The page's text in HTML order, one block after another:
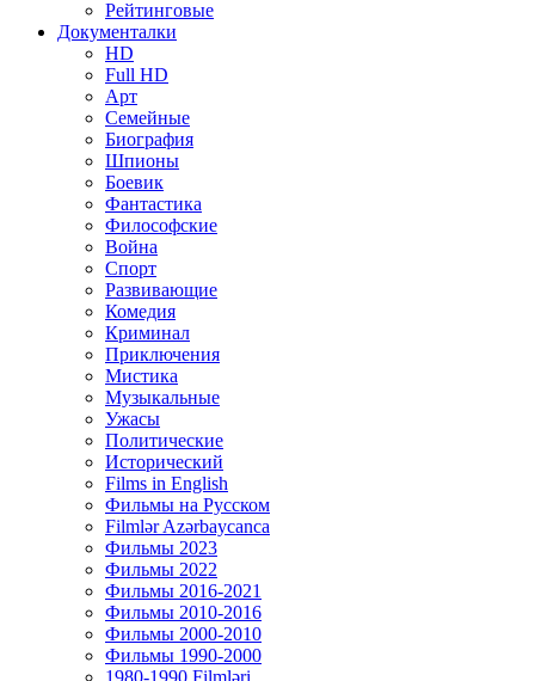
Рейтинговые
Документалки
HD
Full HD
Арт
Семейные
Биография
Шпионы
Боевик
Фантастика
Философские
Война
Спорт
Развивающие
Комедия
Криминал
Приключения
Мистика
Музыкальные
Ужасы
Политические
Исторический
Films in English
Фильмы на Русском
Filmlər Azərbaycanca
Фильмы 2023
Фильмы 2022
Фильмы 2016-2021
Фильмы 2010-2016
Фильмы 2000-2010
Фильмы 1990-2000
1980-1990 Filmləri